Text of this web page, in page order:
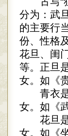
分为：武
的主要行
份、性格
花旦、闺
等。正旦
女。如《
青衣是
女。如《
花旦是
女。如《